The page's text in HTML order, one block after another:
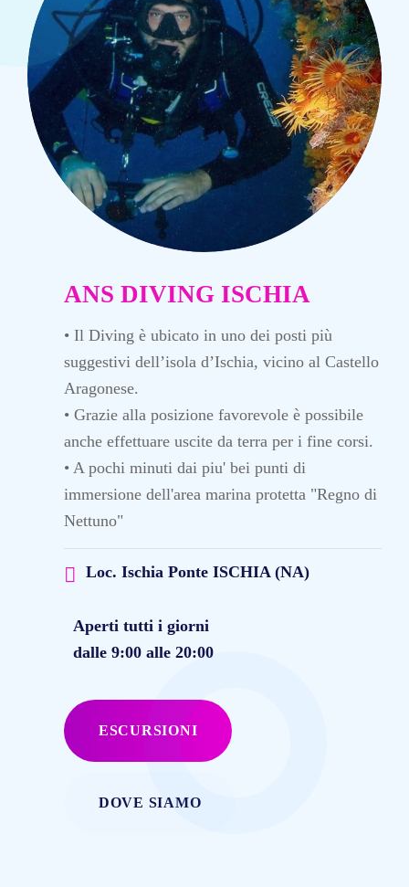
ANS DIVING ISCHIA
• Il Diving è ubicato in uno dei posti più
suggestivi dell’isola d’Ischia, vicino al Castello
Aragonese.
• Grazie alla posizione favorevole è possibile
anche effettuare uscite da terra per i fine corsi.
• A pochi minuti dai piu' bei punti di
immersione dell'area marina protetta "Regno di
Nettuno"
Loc. Ischia Ponte ISCHIA (NA)
Aperti tutti i giorni
dalle 9:00 alle 20:00
ESCURSIONI
DOVE SIAMO